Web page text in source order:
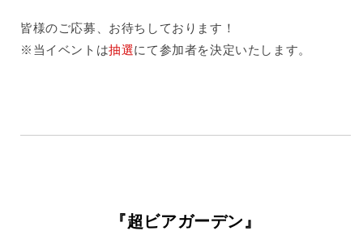
皆様のご応募、お待ちしております！
※当イベントは抽選にて参加者を決定いたします。
『超ビアガーデン』